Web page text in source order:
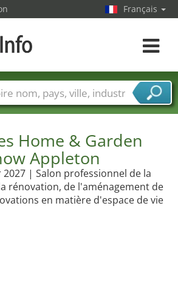
Home & Garden
Appleton
2027 | Salon professionnel de la
rénovation, de l'aménagement de
en matière d'espace de vie
Français
Toggle
Villes
Secteurs de foire